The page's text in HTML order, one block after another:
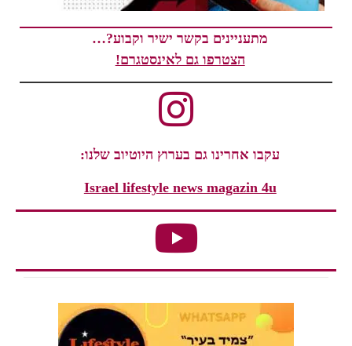
מתעניינים בקשר ישיר וקבוע?…
הצטרפו גם לאינסטגרם!
עקבו אחרינו גם בערוץ היוטיוב שלנו:
Israel lifestyle news magazin 4u